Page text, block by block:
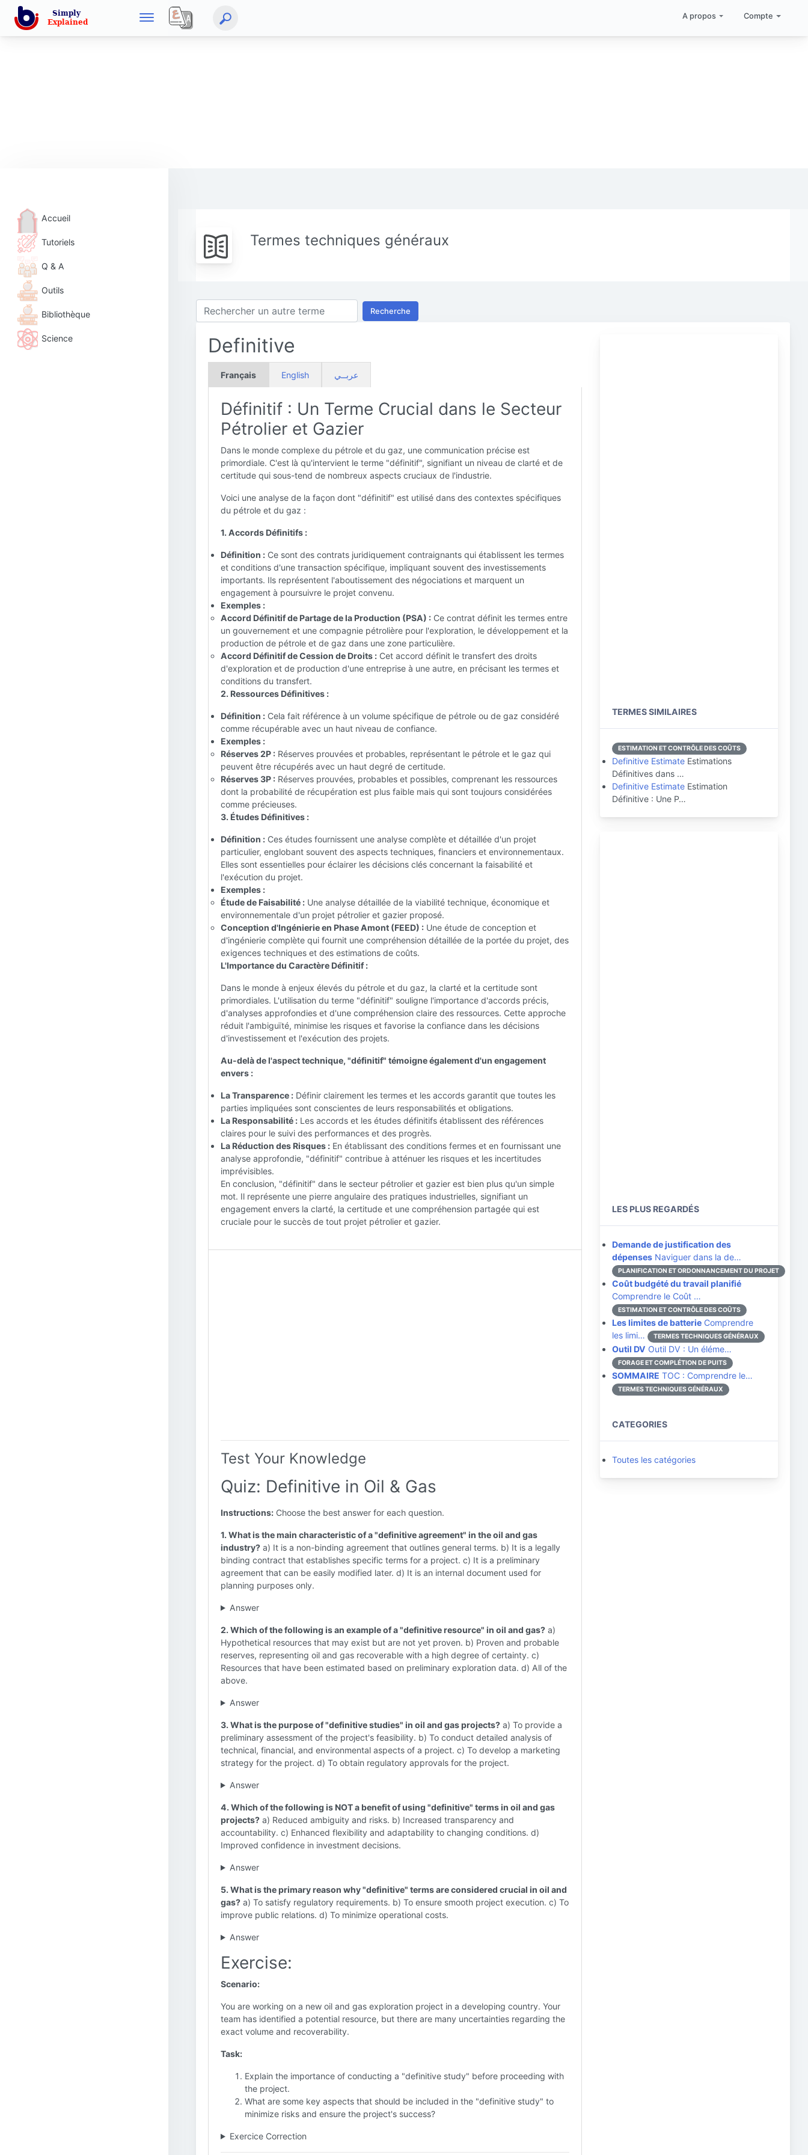
A propos Compte
Accueil
Tutoriels
Q & A
Outils
Bibliothèque
Science
Termes techniques généraux
Recherche
Definitive
Français English عربــي
Définitif : Un Terme Crucial dans le Secteur
Pétrolier et Gazier
Dans le monde complexe du pétrole et du gaz, une communication précise est
primordiale. C'est là qu'intervient le terme "définitif", signifiant un niveau de clarté et de
certitude qui sous-tend de nombreux aspects cruciaux de l'industrie.
Voici une analyse de la façon dont "définitif" est utilisé dans des contextes spécifiques
du pétrole et du gaz :
1. Accords Définitifs :
Définition : Ce sont des contrats juridiquement contraignants qui établissent les termes
et conditions d'une transaction spécifique, impliquant souvent des investissements
importants. Ils représentent l'aboutissement des négociations et marquent un
engagement à poursuivre le projet convenu.
Exemples :
Accord Définitif de Partage de la Production (PSA) : Ce contrat définit les termes entre
un gouvernement et une compagnie pétrolière pour l'exploration, le développement et la
production de pétrole et de gaz dans une zone particulière.
Accord Définitif de Cession de Droits : Cet accord définit le transfert des droits
d'exploration et de production d'une entreprise à une autre, en précisant les termes et
conditions du transfert.
2. Ressources Définitives :
Définition : Cela fait référence à un volume spécifique de pétrole ou de gaz considéré
comme récupérable avec un haut niveau de confiance.
Exemples :
Réserves 2P : Réserves prouvées et probables, représentant le pétrole et le gaz qui
peuvent être récupérés avec un haut degré de certitude.
Réserves 3P : Réserves prouvées, probables et possibles, comprenant les ressources
dont la probabilité de récupération est plus faible mais qui sont toujours considérées
comme précieuses.
3. Études Définitives :
Définition : Ces études fournissent une analyse complète et détaillée d'un projet
particulier, englobant souvent des aspects techniques, financiers et environnementaux.
Elles sont essentielles pour éclairer les décisions clés concernant la faisabilité et
l'exécution du projet.
Exemples :
Étude de Faisabilité : Une analyse détaillée de la viabilité technique, économique et
environnementale d'un projet pétrolier et gazier proposé.
Conception d'Ingénierie en Phase Amont (FEED) : Une étude de conception et
d'ingénierie complète qui fournit une compréhension détaillée de la portée du projet, des
exigences techniques et des estimations de coûts.
L'Importance du Caractère Définitif :
Dans le monde à enjeux élevés du pétrole et du gaz, la clarté et la certitude sont
primordiales. L'utilisation du terme "définitif" souligne l'importance d'accords précis,
d'analyses approfondies et d'une compréhension claire des ressources. Cette approche
réduit l'ambiguïté, minimise les risques et favorise la confiance dans les décisions
d'investissement et l'exécution des projets.
Au-delà de l'aspect technique, "définitif" témoigne également d'un engagement
envers :
La Transparence : Définir clairement les termes et les accords garantit que toutes les
parties impliquées sont conscientes de leurs responsabilités et obligations.
La Responsabilité : Les accords et les études définitifs établissent des références
claires pour le suivi des performances et des progrès.
La Réduction des Risques : En établissant des conditions fermes et en fournissant une
analyse approfondie, "définitif" contribue à atténuer les risques et les incertitudes
imprévisibles.
En conclusion, "définitif" dans le secteur pétrolier et gazier est bien plus qu'un simple
mot. Il représente une pierre angulaire des pratiques industrielles, signifiant un
engagement envers la clarté, la certitude et une compréhension partagée qui est
cruciale pour le succès de tout projet pétrolier et gazier.
Test Your Knowledge
Quiz: Definitive in Oil & Gas
Instructions: Choose the best answer for each question.
1. What is the main characteristic of a "definitive agreement" in the oil and gas
industry? a) It is a non-binding agreement that outlines general terms. b) It is a legally
binding contract that establishes specific terms for a project. c) It is a preliminary
agreement that can be easily modified later. d) It is an internal document used for
planning purposes only.
Answer
2. Which of the following is an example of a "definitive resource" in oil and gas? a)
Hypothetical resources that may exist but are not yet proven. b) Proven and probable
reserves, representing oil and gas recoverable with a high degree of certainty. c)
Resources that have been estimated based on preliminary exploration data. d) All of the
above.
Answer
3. What is the purpose of "definitive studies" in oil and gas projects? a) To provide a
preliminary assessment of the project's feasibility. b) To conduct detailed analysis of
technical, financial, and environmental aspects of a project. c) To develop a marketing
strategy for the project. d) To obtain regulatory approvals for the project.
Answer
4. Which of the following is NOT a benefit of using "definitive" terms in oil and gas
projects? a) Reduced ambiguity and risks. b) Increased transparency and
accountability. c) Enhanced flexibility and adaptability to changing conditions. d)
Improved confidence in investment decisions.
Answer
5. What is the primary reason why "definitive" terms are considered crucial in oil and
gas? a) To satisfy regulatory requirements. b) To ensure smooth project execution. c) To
improve public relations. d) To minimize operational costs.
Answer
Exercise:
Scenario:
You are working on a new oil and gas exploration project in a developing country. Your
team has identified a potential resource, but there are many uncertainties regarding the
exact volume and recoverability.
Task:
Explain the importance of conducting a "definitive study" before proceeding with
the project.
What are some key aspects that should be included in the "definitive study" to
minimize risks and ensure the project's success?
Exercice Correction
TERMES SIMILAIRES
ESTIMATION ET CONTRÔLE DES COÛTS
Definitive Estimate Estimations
Définitives dans …
Definitive Estimate Estimation
Définitive : Une P…
LES PLUS REGARDÉS
Demande de justification des
dépenses Naviguer dans la de…
PLANIFICATION ET ORDONNANCEMENT DU PROJET
Coût budgété du travail planifié
Comprendre le Coût …
ESTIMATION ET CONTRÔLE DES COÛTS
Les limites de batterie Comprendre
les limi…
TERMES TECHNIQUES GÉNÉRAUX
Outil DV Outil DV : Un éléme…
FORAGE ET COMPLÉTION DE PUITS
SOMMAIRE TOC : Comprendre le…
TERMES TECHNIQUES GÉNÉRAUX
CATEGORIES
Toutes les catégories